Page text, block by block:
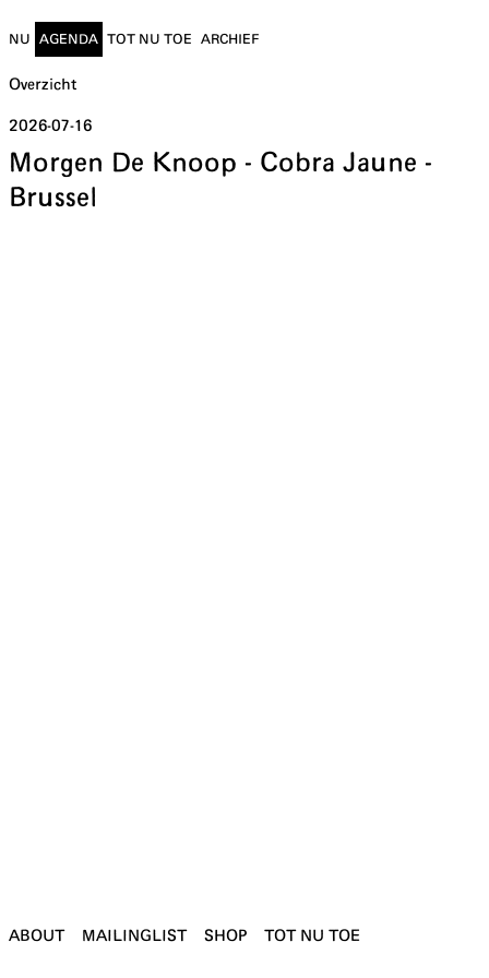
NU AGENDA TOT NU TOE ARCHIEF
ABOUT MAILINGLIST SHOP TOT NU TOE
Overzicht
2026-07-16
Morgen De Knoop - Cobra Jaune -
Brussel